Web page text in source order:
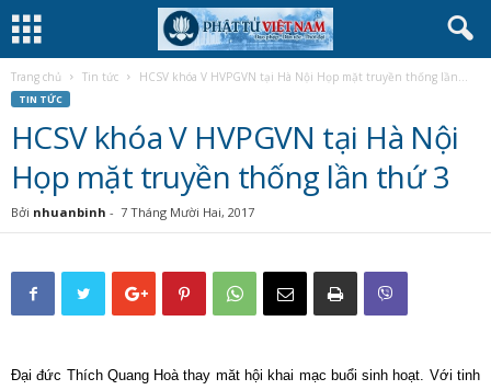
Trang chủ Tin tức HCSV khóa V HVPGVN tại Hà Nội Họp mặt truyền thống lần...
TIN TỨC
HCSV khóa V HVPGVN tại Hà Nội
Họp mặt truyền thống lần thứ 3
Bởi nhuanbinh - 7 Tháng Mười Hai, 2017
Đại đức Thích Quang Hoà thay măt hội khai mạc buổi sinh hoạt. Với tinh